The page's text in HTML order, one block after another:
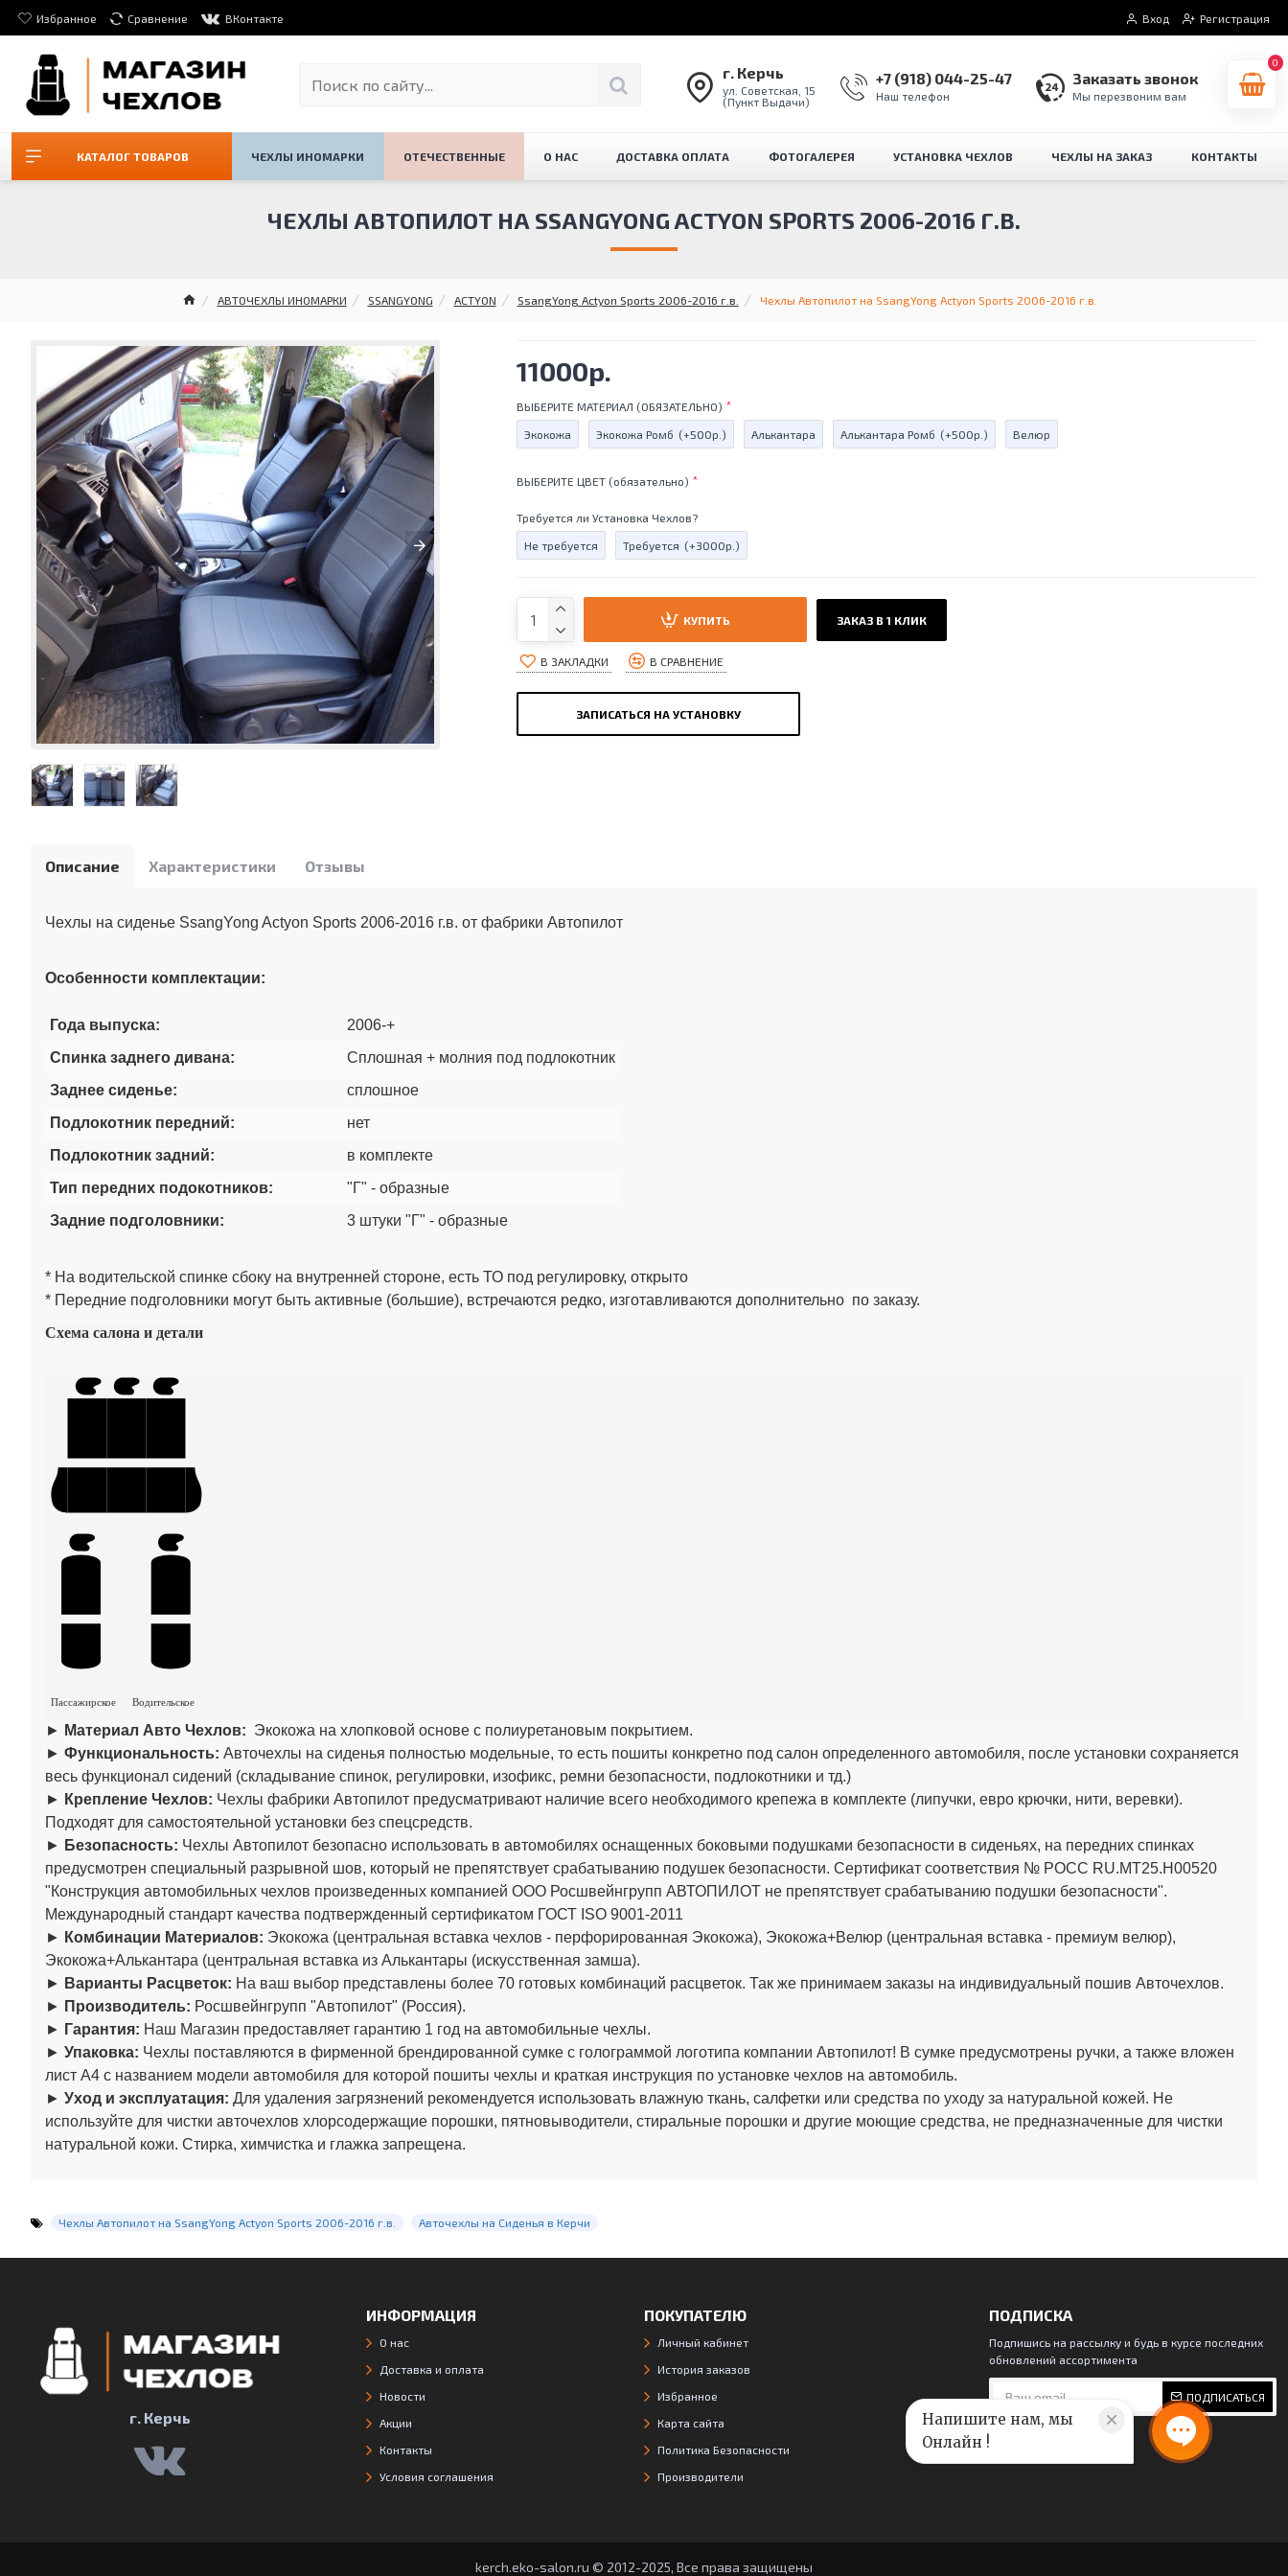
Избранное Сравнение ВКонтакте Вход Регистрация
г. Керчь
ул. Советская, 15
(Пункт Выдачи)
+7 (918) 044-25-47
Наш телефон
Заказать звонок
Мы перезвоним вам
0
КАТАЛОГ ТОВАРОВ ЧЕХЛЫ ИНОМАРКИ ОТЕЧЕСТВЕННЫЕ О НАС ДОСТАВКА ОПЛАТА ФОТОГАЛЕРЕЯ УСТАНОВКА ЧЕХЛОВ ЧЕХЛЫ НА ЗАКАЗ КОНТАКТЫ
АВТОЧЕХЛЫ ИНОМАРКИ SSANGYONG ACTYON SsangYong Actyon Sports 2006-2016 г.в. Чехлы Автопилот на SsangYong Actyon Sports 2006-2016 г.в.
ЧЕХЛЫ АВТОПИЛОТ НА SSANGYONG ACTYON SPORTS 2006-2016 Г.В.
11000р.
ВЫБЕРИТЕ МАТЕРИАЛ (ОБЯЗАТЕЛЬНО)
Экокожа Экокожа Ромб (+500р.) Алькантара Алькантара Ромб (+500р.) Велюр
ВЫБЕРИТЕ ЦВЕТ (обязательно)
Требуется ли Установка Чехлов?
Не требуется Требуется (+3000р.)
КУПИТЬ ЗАКАЗ В 1 КЛИК
В ЗАКЛАДКИ В СРАВНЕНИЕ
ЗАПИСАТЬСЯ НА УСТАНОВКУ
Описание Характеристики Отзывы
Чехлы на сиденье SsangYong Actyon Sports 2006-2016 г.в. от фабрики Автопилот
Особенности комплектации:
Года выпуска:
2006-+
Спинка заднего дивана:
Сплошная + молния под подлокотник
Заднее сиденье:
сплошное
Подлокотник передний:
нет
Подлокотник задний:
в комплекте
Тип передних подокотников:
"Г" - образные
Задние подголовники:
3 штуки "Г" - образные
* На водительской спинке сбоку на внутренней стороне, есть ТО под регулировку, открыто
* Передние подголовники могут быть активные (большие), встречаются редко, изготавливаются дополнительно по заказу.
Схема салона и детали
Пассажирское Водительское
► Материал Авто Чехлов: Экокожа на хлопковой основе с полиуретановым покрытием.
► Функциональность: Авточехлы на сиденья полностью модельные, то есть пошиты конкретно под салон определенного автомобиля, после установки сохраняется
весь функционал сидений (складывание спинок, регулировки, изофикс, ремни безопасности, подлокотники и тд.)
► Крепление Чехлов: Чехлы фабрики Автопилот предусматривают наличие всего необходимого крепежа в комплекте (липучки, евро крючки, нити, веревки).
Подходят для самостоятельной установки без спецсредств.
► Безопасность: Чехлы Автопилот безопасно использовать в автомобилях оснащенных боковыми подушками безопасности в сиденьях, на передних спинках
предусмотрен специальный разрывной шов, который не препятствует срабатыванию подушек безопасности. Сертификат соответствия № РОСС RU.МТ25.Н00520
"Конструкция автомобильных чехлов произведенных компанией ООО Росшвейнгрупп АВТОПИЛОТ не препятствует срабатыванию подушки безопасности".
Международный стандарт качества подтвержденный сертификатом ГОСТ ISO 9001-2011
► Комбинации Материалов: Экокожа (центральная вставка чехлов - перфорированная Экокожа), Экокожа+Велюр (центральная вставка - премиум велюр),
Экокожа+Алькантара (центральная вставка из Алькантары (искусственная замша).
► Варианты Расцветок: На ваш выбор представлены более 70 готовых комбинаций расцветок. Так же принимаем заказы на индивидуальный пошив Авточехлов.
► Производитель: Росшвейнгрупп "Автопилот" (Россия).
► Гарантия: Наш Магазин предоставляет гарантию 1 год на автомобильные чехлы.
► Упаковка: Чехлы поставляются в фирменной брендированной сумке с голограммой логотипа компании Автопилот! В сумке предусмотрены ручки, а также вложен
лист А4 с названием модели автомобиля для которой пошиты чехлы и краткая инструкция по установке чехлов на автомобиль.
► Уход и эксплуатация: Для удаления загрязнений рекомендуется использовать влажную ткань, салфетки или средства по уходу за натуральной кожей. Не
используйте для чистки авточехлов хлорсодержащие порошки, пятновыводители, стиральные порошки и другие моющие средства, не предназначенные для чистки
натуральной кожи. Стирка, химчистка и глажка запрещена.
Чехлы Автопилот на SsangYong Actyon Sports 2006-2016 г.в. Авточехлы на Сиденья в Керчи
г. Керчь
ИНФОРМАЦИЯ
О нас
Доставка и оплата
Новости
Акции
Контакты
Условия соглашения
ПОКУПАТЕЛЮ
Личный кабинет
История заказов
Избранное
Карта сайта
Политика Безопасности
Производители
ПОДПИСКА
Подпишись на рассылку и будь в курсе последних
обновлений ассортимента
ПОДПИСАТЬСЯ
kerch.eko-salon.ru © 2012-2025, Все права защищены
Напишите нам, мы
Онлайн !